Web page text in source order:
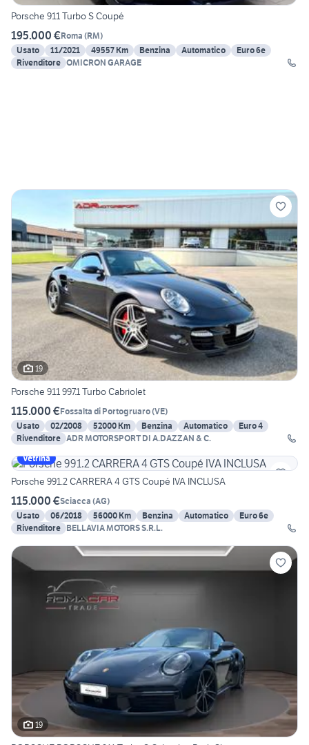
Porsche 911 Turbo S Coupé
195.000 €Roma (RM)
Usato
11/2021 49557 Km Benzina Automatico
Euro 6e
Rivenditore OMICRON GARAGE
19
Porsche 911 997.1 Turbo Cabriolet
115.000 €Fossalta di Portogruaro(VE)
Usato
02/2008 52000 Km Benzina Automatico
Euro 4
Rivenditore ADR MOTORSPORT DI A.DAZZAN & C.
Vetrina
Porsche 991.2 CARRERA 4 GTS Coupé IVA INCLUSA
115.000 €Sciacca (AG)
Usato
06/2018 56000 Km Benzina Automatico
Euro 6e
Rivenditore BELLAVIA MOTORS S.R.L.
19